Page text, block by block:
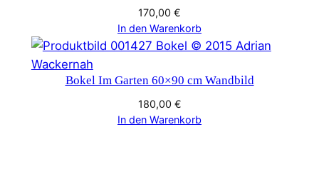
170,00 €
In den Warenkorb
Bokel Im Garten 60×90 cm Wandbild
180,00 €
In den Warenkorb